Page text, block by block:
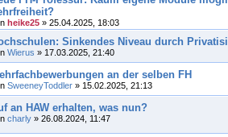
heike25 » 25.04.2025, 18:03
Sinkendes Niveau durch
Wierus » 17.03.2025, 21:40
an der selben FH
SweeneyToddler » 15.02.2025, 21:13
an HAW erhalten, was nun?
charly » 26.08.2024, 11:47